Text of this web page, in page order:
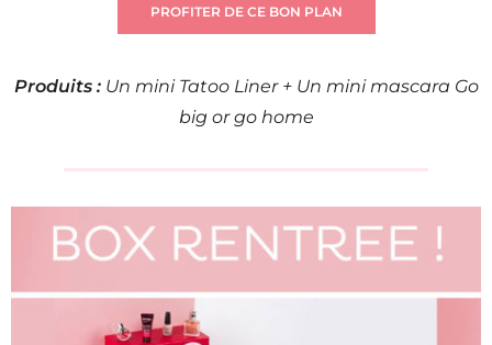
PROFITER DE CE BON PLAN
Produits :Un mini Tatoo Liner + Un mini mascara Go
big or go home